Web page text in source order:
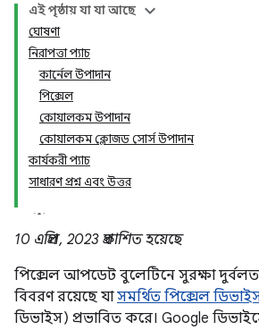
এই পৃষ্ঠায় যা যা আছে
ঘোষণা
নিরাপত্তা প্যাচ
কার্নেল উপাদান
পিক্সেল
কোয়ালকম উপাদান
কোয়ালকম ক্লোজড সোর্স উপাদান
কার্যকরী প্যাচ
সাধারণ প্রশ্ন এবং উত্তর
10 এপ্রিল, 2023 প্রকাশিত হয়েছে
পিক্সেল আপডেট বুলেটিনে সুরক্ষা দুর্বলতা
বিবরণ রয়েছে যাসমর্থিত পিক্সেল
ডিভাইস) প্রভাবিত করে। Google